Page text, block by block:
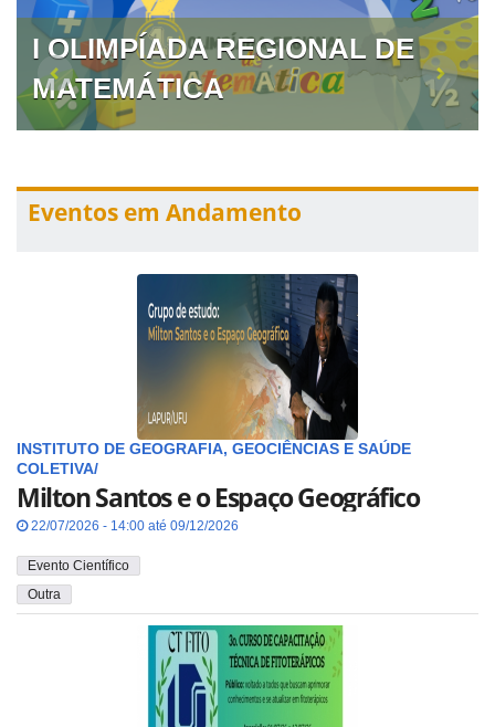
I OLIMPÍADA REGIONAL DE
MATEMÁTICA
Eventos em Andamento
INSTITUTO DE GEOGRAFIA, GEOCIÊNCIAS E SAÚDE
COLETIVA/
Milton Santos e o Espaço Geográfico
22/07/2026 - 14:00 até 09/12/2026
Evento Científico
Outra